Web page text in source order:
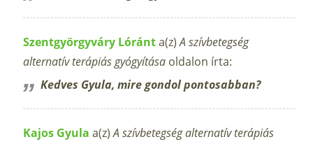
Szentgyörgyváry Lóránta(z)A szívbetegség
alternatív terápiás gyógyítása oldalon írta:
Kedves Gyula, mire gondol pontosabban?
Kajos Gyula a(z)A szívbetegség alternatív terápiás